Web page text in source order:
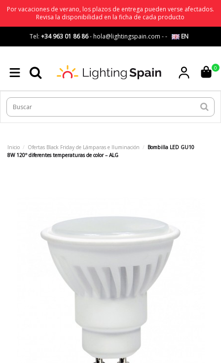
Por vacaciones de verano, los plazos de entrega pueden verse afectados.
Revisa la disponibilidad en la ficha de cada producto
Tel: +34 963 01 86 86-hola@lightingspain.com -- EN
0
Inicio Ofertas Black Friday de Lámparas e Iluminación
Bombilla LED GU10
8W 120º diferentes temperaturas de color – ALG